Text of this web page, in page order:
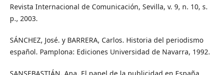
Revista Internacional de Comunicación, Sevilla, v. 9, n. 10, s.
p., 2003.
SÁNCHEZ, José. y BARRERA, Carlos. Historia del periodismo
español. Pamplona: Ediciones Universidad de Navarra, 1992.